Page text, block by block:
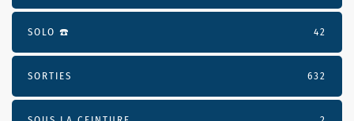
SOLO ☎️ 42
SORTIES 632